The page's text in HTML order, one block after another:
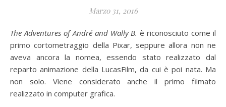
Marzo 31, 2016
The Adventures of André and Wally B. è riconosciuto come il
primo cortometraggio della Pixar, seppure allora non ne
aveva ancora la nomea, essendo stato realizzato dal
reparto animazione della LucasFilm, da cui è poi nata. Ma
non solo. Viene considerato anche il primo filmato
realizzato in computer grafica.